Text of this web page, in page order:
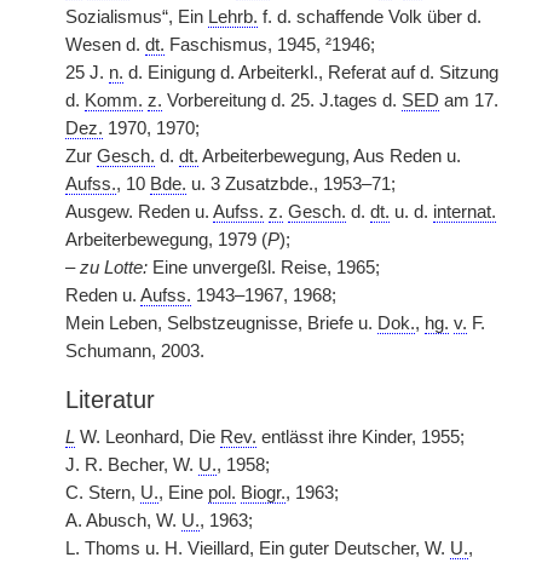
Sozialismus“, Ein Lehrb. f. d. schaffende Volk über d.
Wesen d. dt. Faschismus, 1945, ²1946;
25 J. n. d. Einigung d. Arbeiterkl., Referat auf d. Sitzung
d. Komm. z. Vorbereitung d. 25. J.tages d. SED am 17.
Dez. 1970, 1970;
Zur Gesch. d. dt. Arbeiterbewegung, Aus Reden u.
Aufss., 10 Bde. u. 3 Zusatzbde., 1953–71;
Ausgew. Reden u. Aufss. z. Gesch. d. dt. u. d. internat.
Arbeiterbewegung, 1979 (P);
–zu Lotte: Eine unvergeßl. Reise, 1965;
Reden u. Aufss. 1943–1967, 1968;
Mein Leben, Selbstzeugnisse, Briefe u. Dok., hg. v. F.
Schumann, 2003.
Literatur
L W. Leonhard, Die Rev. entlässt ihre Kinder, 1955;
J. R. Becher, W. U., 1958;
C. Stern, U., Eine pol. Biogr., 1963;
A. Abusch, W. U., 1963;
L. Thoms u. H. Vieillard, Ein guter Deutscher, W. U.,